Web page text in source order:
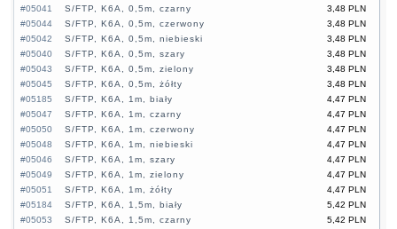
#05041
3,48 PLN
S/FTP, K6A, 0,5m, czarny
#05044
3,48 PLN
S/FTP, K6A, 0,5m, czerwony
#05042
3,48 PLN
S/FTP, K6A, 0,5m, niebieski
#05040
3,48 PLN
S/FTP, K6A, 0,5m, szary
#05043
3,48 PLN
S/FTP, K6A, 0,5m, zielony
#05045
3,48 PLN
S/FTP, K6A, 0,5m, żółty
#05185
4,47 PLN
S/FTP, K6A, 1m, biały
#05047
4,47 PLN
S/FTP, K6A, 1m, czarny
#05050
4,47 PLN
S/FTP, K6A, 1m, czerwony
#05048
4,47 PLN
S/FTP, K6A, 1m, niebieski
#05046
4,47 PLN
S/FTP, K6A, 1m, szary
#05049
4,47 PLN
S/FTP, K6A, 1m, zielony
#05051
4,47 PLN
S/FTP, K6A, 1m, żółty
#05184
5,42 PLN
S/FTP, K6A, 1,5m, biały
#05053
5,42 PLN
S/FTP, K6A, 1,5m, czarny